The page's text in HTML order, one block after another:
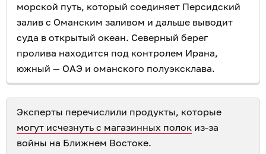
морской путь, который соединяет Персидский
залив с Оманским заливом и дальше выводит
суда в открытый океан. Северный берег
пролива находится под контролем Ирана,
южный — ОАЭ и оманского полуэксклава.
Эксперты перечислили продукты, которые
могут исчезнуть с магазинных полок из-за
войны на Ближнем Востоке.